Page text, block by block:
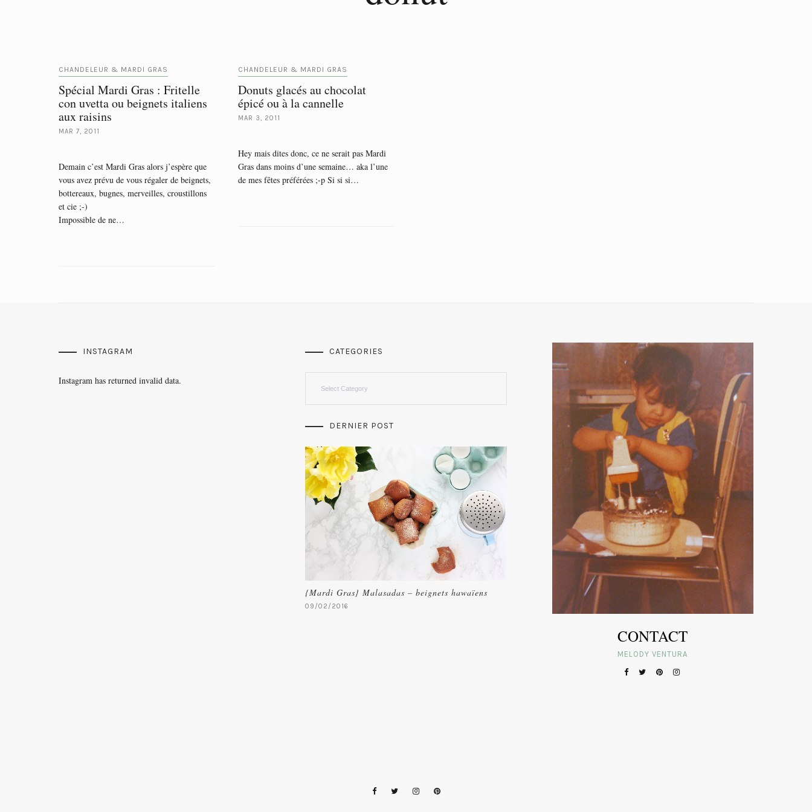
CHANDELEUR & MARDI GRAS
Spécial Mardi Gras : Fritelle
con uvetta ou beignets italiens
aux raisins
MAR 7, 2011
Demain c’est Mardi Gras alors j’espère que
vous avez prévu de vous régaler de beignets,
bottereaux, bugnes, merveilles, croustillons
et cie ;-)
Impossible de ne…
CHANDELEUR & MARDI GRAS
Donuts glacés au chocolat
épicé ou à la cannelle
MAR 3, 2011
Hey mais dites donc, ce ne serait pas Mardi
Gras dans moins d’une semaine… aka l’une
de mes fêtes préférées ;-p Si si si…
INSTAGRAM
Instagram has returned invalid data.
CATEGORIES
DERNIER POST
{Mardi Gras} Malasadas – beignets hawaïens
09/02/2016
CONTACT
MELODY VENTURA